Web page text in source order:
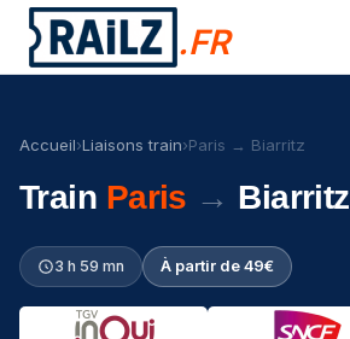
.FR
Accueil›Liaisons train›Paris → Biarritz
Train Paris → Biarritz
3 h 59 mn À partir de 49€